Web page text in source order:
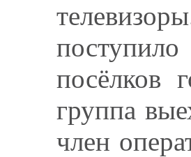
посёлков
группа
член